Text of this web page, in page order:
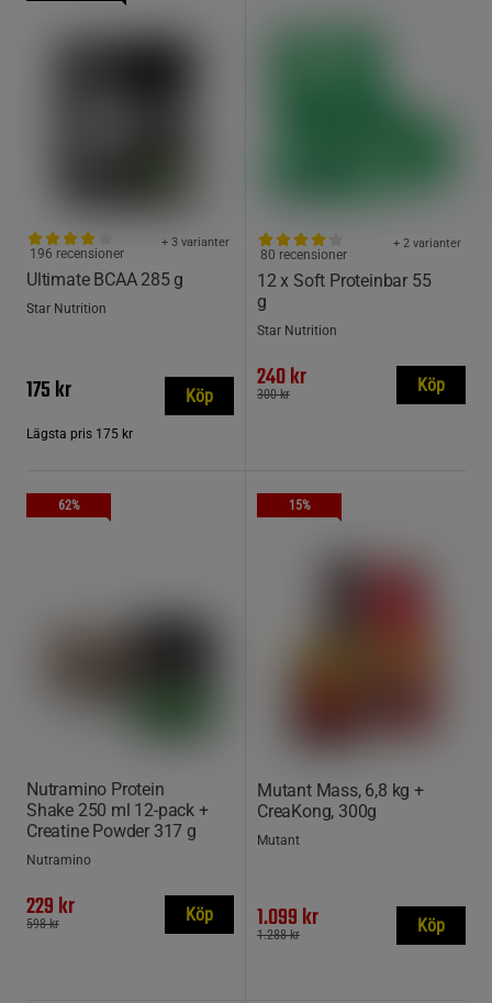
Ultimate BCAA 285 g
+ 3 varianter
196 recensioner
Star Nutrition
175 kr
Lägsta pris 175 kr
Köp
12 x Soft Proteinbar 55
g
+ 2 varianter
80 recensioner
Star Nutrition
240 kr
300 kr Köp
62%
Nutramino Protein
Shake 250 ml 12-pack +
Creatine Powder 317 g
Nutramino
229 kr
598 kr Köp
15%
Mutant Mass, 6,8 kg +
CreaKong, 300g
Mutant
1.099 kr
1.288 kr Köp